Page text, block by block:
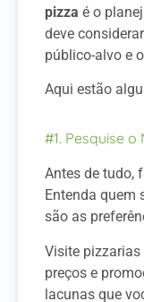
pizza é o
deve
público-alvo e
Aqui estão
#1. Pesquise o
Antes de tudo,
Entenda quem
são as
Visite
preços e
lacunas que